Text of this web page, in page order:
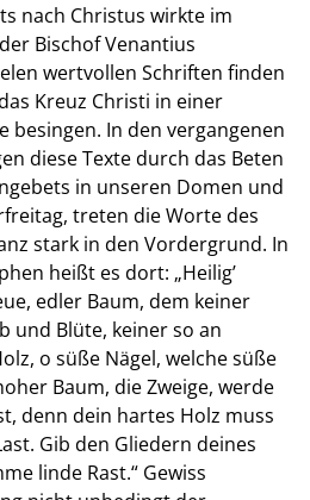
nach Christus wirkte im
Bischof Venantius
wertvollen Schriften finden
Kreuz Christi in einer
besingen. In den vergangenen
diese Texte durch das Beten
in unseren Domen und
treten die Worte des
stark in den Vordergrund. In
heißt es dort: „Heilig’
edler Baum, dem keiner
und Blüte, keiner so an
o süße Nägel, welche süße
Baum, die Zweige, werde
denn dein hartes Holz muss
Gib den Gliedern deines
linde Rast.“ Gewiss